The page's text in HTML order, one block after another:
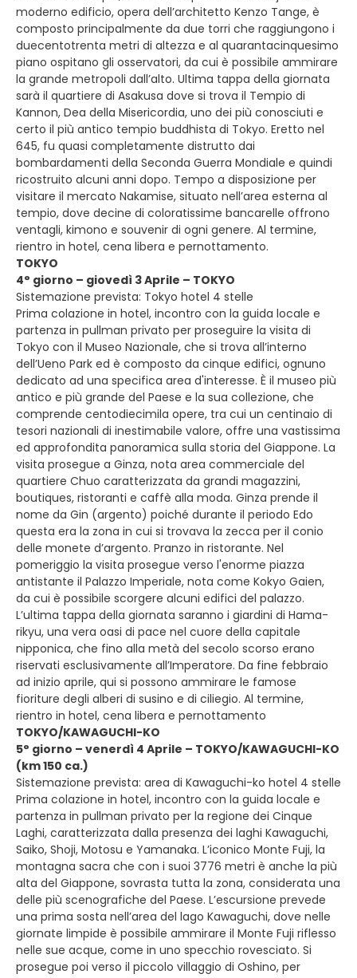
moderno edificio, opera dell’architetto Kenzo Tange, è
composto principalmente da due torri che raggiungono i
duecentotrenta metri di altezza e al quarantacinquesimo
piano ospitano gli osservatori, da cui è possibile ammirare
la grande metropoli dall’alto. Ultima tappa della giornata
sarà il quartiere di Asakusa dove si trova il Tempio di
Kannon, Dea della Misericordia, uno dei più conosciuti e
certo il più antico tempio buddhista di Tokyo. Eretto nel
645, fu quasi completamente distrutto dai
bombardamenti della Seconda Guerra Mondiale e quindi
ricostruito alcuni anni dopo. Tempo a disposizione per
visitare il mercato Nakamise, situato nell’area esterna al
tempio, dove decine di coloratissime bancarelle offrono
ventagli, kimono e souvenir di ogni genere. Al termine,
rientro in hotel, cena libera e pernottamento.
TOKYO
4° giorno – giovedì 3 Aprile – TOKYO
Sistemazione prevista: Tokyo hotel 4 stelle
Prima colazione in hotel, incontro con la guida locale e
partenza in pullman privato per proseguire la visita di
Tokyo con il Museo Nazionale, che si trova all’interno
dell’Ueno Park ed è composto da cinque edifici, ognuno
dedicato ad una specifica area d'interesse. È il museo più
antico e più grande del Paese e la sua collezione, che
comprende centodiecimila opere, tra cui un centinaio di
tesori nazionali di inestimabile valore, offre una vastissima
ed approfondita panoramica sulla storia del Giappone. La
visita prosegue a Ginza, nota area commerciale del
quartiere Chuo caratterizzata da grandi magazzini,
boutiques, ristoranti e caffè alla moda. Ginza prende il
nome da Gin (argento) poiché durante il periodo Edo
questa era la zona in cui si trovava la zecca per il conio
delle monete d’argento. Pranzo in ristorante. Nel
pomeriggio la visita prosegue verso l'enorme piazza
antistante il Palazzo Imperiale, nota come Kokyo Gaien,
da cui è possibile scorgere alcuni edifici del palazzo.
L’ultima tappa della giornata saranno i giardini di Hama-
rikyu, una vera oasi di pace nel cuore della capitale
nipponica, che fino alla metà del secolo scorso erano
riservati esclusivamente all’Imperatore. Da fine febbraio
ad inizio aprile, qui si possono ammirare le famose
fioriture degli alberi di susino e di ciliegio. Al termine,
rientro in hotel, cena libera e pernottamento
TOKYO/KAWAGUCHI-KO
5° giorno – venerdì 4 Aprile – TOKYO/KAWAGUCHI-KO
(km 150 ca.)
Sistemazione prevista: area di Kawaguchi-ko hotel 4 stelle
Prima colazione in hotel, incontro con la guida locale e
partenza in pullman privato per la regione dei Cinque
Laghi, caratterizzata dalla presenza dei laghi Kawaguchi,
Saiko, Shoji, Motosu e Yamanaka. L’iconico Monte Fuji, la
montagna sacra che con i suoi 3776 metri è anche la più
alta del Giappone, sovrasta tutta la zona, considerata una
delle più scenografiche del Paese. L’escursione prevede
una prima sosta nell’area del lago Kawaguchi, dove nelle
giornate limpide è possibile ammirare il Monte Fuji riflesso
nelle sue acque, come in uno specchio rovesciato. Si
prosegue poi verso il piccolo villaggio di Oshino, per